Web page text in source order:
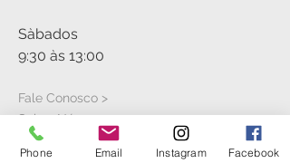
Sàbados
9:30 às 13:00
Fale Conosco >
Sobre Nós >
Política de troca
Phone Email Instagram Facebook